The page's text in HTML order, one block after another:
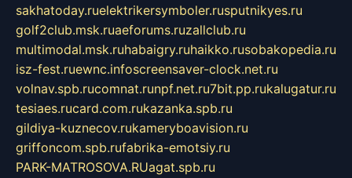
sakhatoday.ruelektrikersymboler.rusputnikyes.ru
golf2club.msk.ruaeforums.ruzallclub.ru
multimodal.msk.ruhabaigry.ruhaikko.rusobakopedia.ru
isz-fest.ruewnc.infoscreensaver-clock.net.ru
volnav.spb.rucomnat.runpf.net.ru7bit.pp.rukalugatur.ru
tesiaes.rucard.com.rukazanka.spb.ru
gildiya-kuznecov.rukameryboavision.ru
griffoncom.spb.rufabrika-emotsiy.ru
PARK-MATROSOVA.RUagat.spb.ru